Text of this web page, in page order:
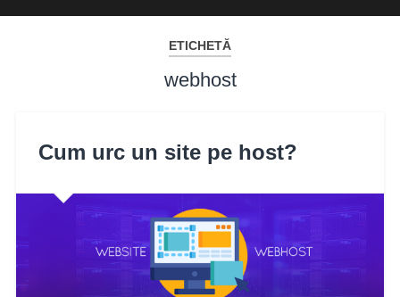
ETICHETĂ
webhost
Cum urc un site pe host?